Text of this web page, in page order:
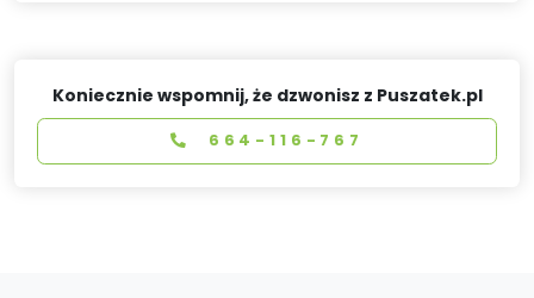
Koniecznie wspomnij, że dzwonisz z Puszatek.pl
664-116-767